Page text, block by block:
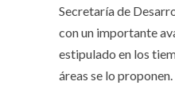
Secretaría de
con un importante
estipulado en los
áreas se lo proponen.